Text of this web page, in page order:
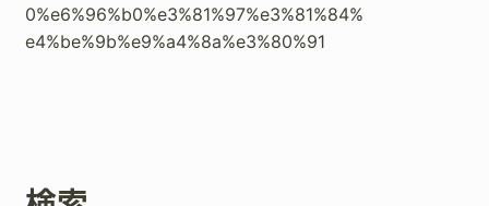
0%e6%96%b0%e3%81%97%e3%81%84%
e4%be%9b%e9%a4%8a%e3%80%91